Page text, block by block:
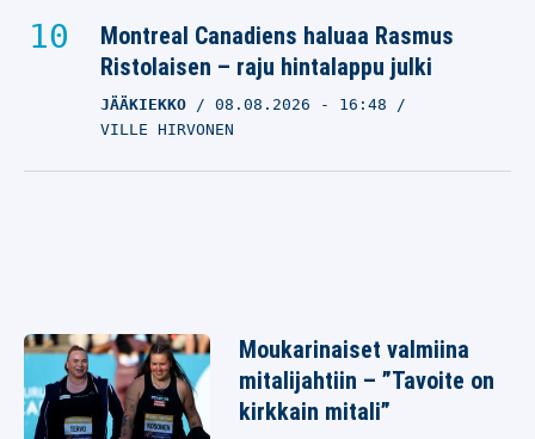
Montreal Canadiens haluaa Rasmus
Ristolaisen – raju hintalappu julki
JÄÄKIEKKO 08.08.2026 - 16:48
VILLE HIRVONEN
Moukarinaiset valmiina
mitalijahtiin – ”Tavoite on
kirkkain mitali”